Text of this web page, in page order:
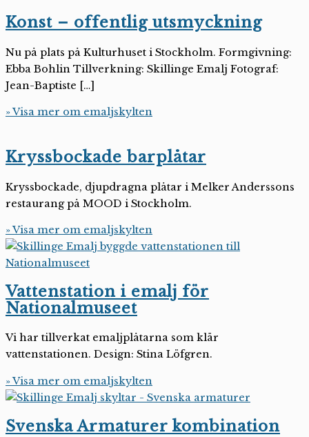
Konst – offentlig utsmyckning
Nu på plats på Kulturhuset i Stockholm. Formgivning:
Ebba Bohlin Tillverkning: Skillinge Emalj Fotograf:
Jean-Baptiste […]
» Visa mer om emaljskylten
Kryssbockade barplåtar
Kryssbockade, djupdragna plåtar i Melker Anderssons
restaurang på MOOD i Stockholm.
» Visa mer om emaljskylten
Vattenstation i emalj för
Nationalmuseet
Vi har tillverkat emaljplåtarna som klär
vattenstationen. Design: Stina Löfgren.
» Visa mer om emaljskylten
Svenska Armaturer kombination